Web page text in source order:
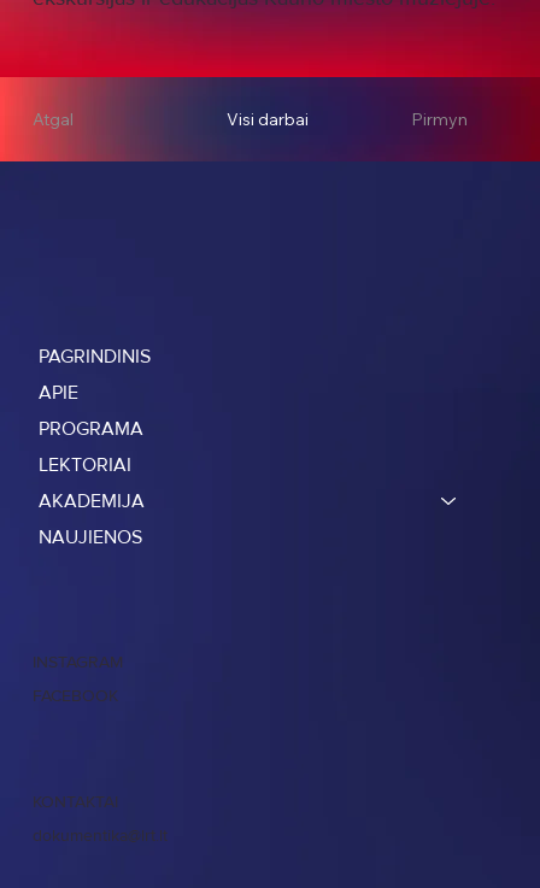
Atgal Visi darbai Pirmyn
PAGRINDINIS
APIE
PROGRAMA
LEKTORIAI
AKADEMIJA
NAUJIENOS
INSTAGRAM
FACEBOOK
dokumentika@lrt.lt
KONTAKTAI